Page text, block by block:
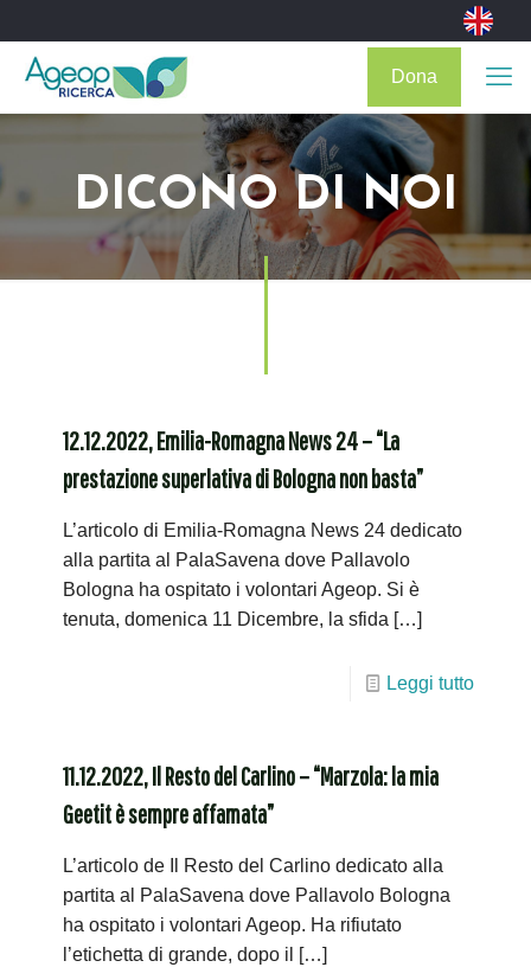
Dona
DICONO DI NOI
12.12.2022, Emilia-Romagna News 24 – “La
prestazione superlativa di Bologna non basta”
L’articolo di Emilia-Romagna News 24 dedicato
alla partita al PalaSavena dove Pallavolo
Bologna ha ospitato i volontari Ageop. Si è
tenuta, domenica 11 Dicembre, la sfida […]
Leggi tutto
11.12.2022, Il Resto del Carlino – “Marzola: la mia
Geetit è sempre affamata”
L’articolo de Il Resto del Carlino dedicato alla
partita al PalaSavena dove Pallavolo Bologna
ha ospitato i volontari Ageop. Ha rifiutato
l’etichetta di grande, dopo il
[…]